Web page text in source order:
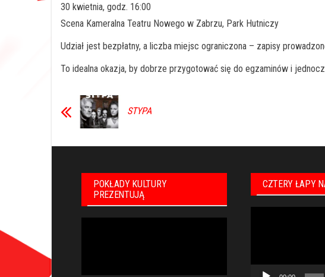
30 kwietnia, godz. 16:00
Scena Kameralna Teatru Nowego w Zabrzu, Park Hutniczy
Udział jest bezpłatny, a liczba miejsc ograniczona – zapisy
To idealna okazja, by dobrze przygotować się do egzaminów i
STYPA
POKŁADY KULTURY
PREZENTUJĄ
CZTERY ŁAPY